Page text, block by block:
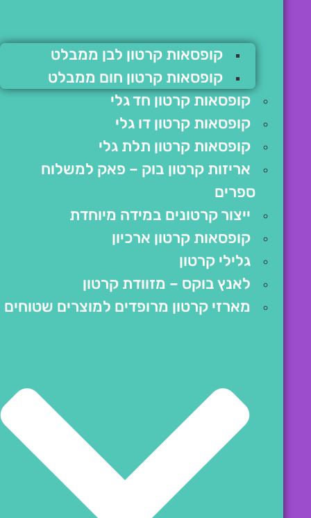
קופסאות קרטון לבן ממבלט
קופסאות קרטון חום ממבלט
קופסאות קרטון חד גלי
קופסאות קרטון דו גלי
קופסאות קרטון תלת גלי
אריזות קרטון בוק – פאק למשלוח
ספרים
ייצור קרטונים במידה מיוחדת
קופסאות קרטון ארכיון
גלילי קרטון
לאנץ בוקס – מזוודת קרטון
מארזי קרטון מרופדים למוצרים שטוחים